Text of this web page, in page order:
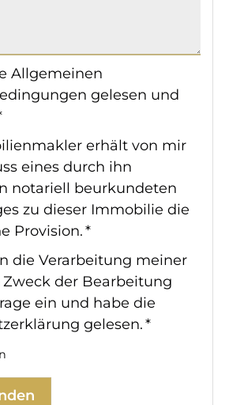
Allgemeinen
gelesen und
erhält von mir
eines durch ihn
notariell beurkundeten
zu dieser Immobilie die
Provision. *
die Verarbeitung meiner
der Bearbeitung
ein und habe die
gelesen. *